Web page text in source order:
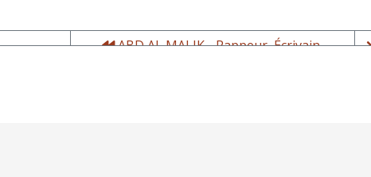
ABD AL MALIK - Rappeur, Écrivain,